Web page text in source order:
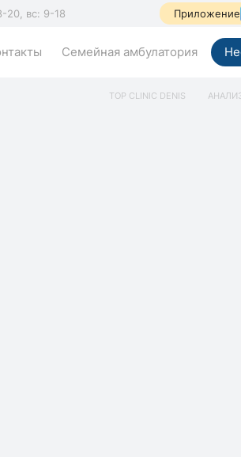
20, вс: 9-18 Приложение
Семейная амбулатория
TOP CLINIC DENIS